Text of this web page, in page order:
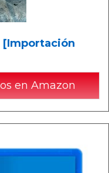
[Importación
en Amazon